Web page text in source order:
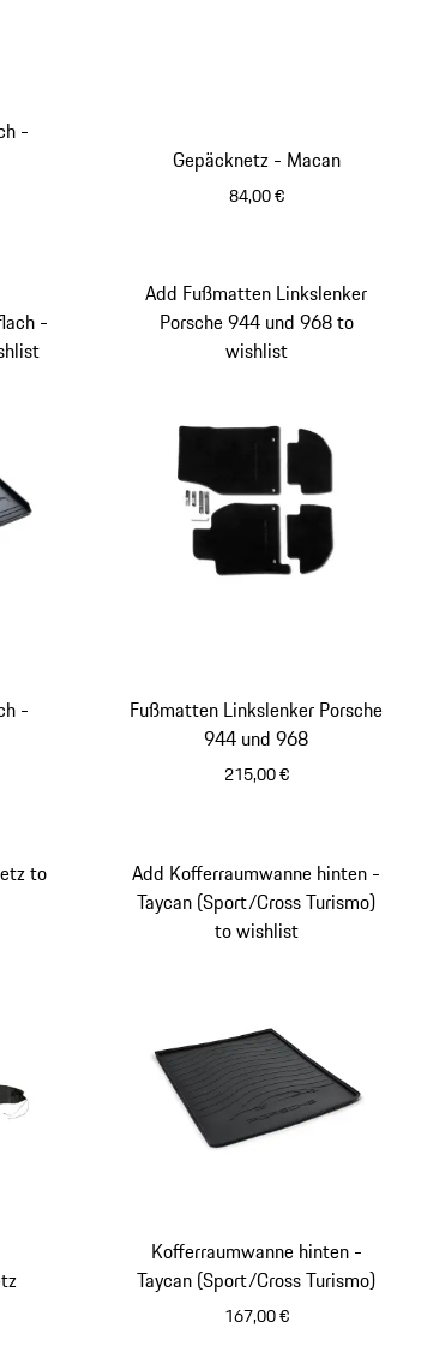
-
Gepäcknetz - Macan
84,00 €
-
-
Fußmatten Linkslenker Porsche
944 und 968
215,00 €
Add Fußmatten Linkslenker
Porsche 944 und 968 to
wishlist
to
Kofferraumwanne hinten -
Taycan (Sport/Cross Turismo)
167,00 €
Add Kofferraumwanne hinten -
Taycan (Sport/Cross Turismo)
to wishlist